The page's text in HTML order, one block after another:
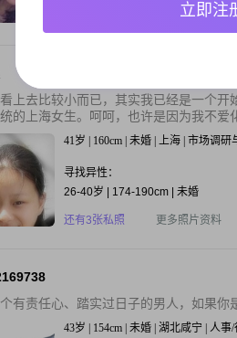
更多照片资料
上去比较小而已，其实我已经是一个开
的上海女生。呵呵，也许是因为我不爱
41岁 | 160cm | 未婚 | 上海 | 市场调研
寻找异性：
26-40岁 | 174-190cm | 未婚
还有3张私照 更多照片资料
有责任心、踏实过日子的男人，如果你
43岁 | 154cm | 未婚 | 湖北咸宁 | 人事
立即注